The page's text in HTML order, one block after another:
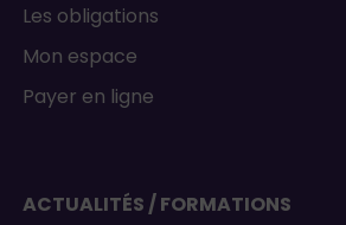
Les obligations
Mon espace
Payer en ligne
ACTUALITÉS / FORMATIONS